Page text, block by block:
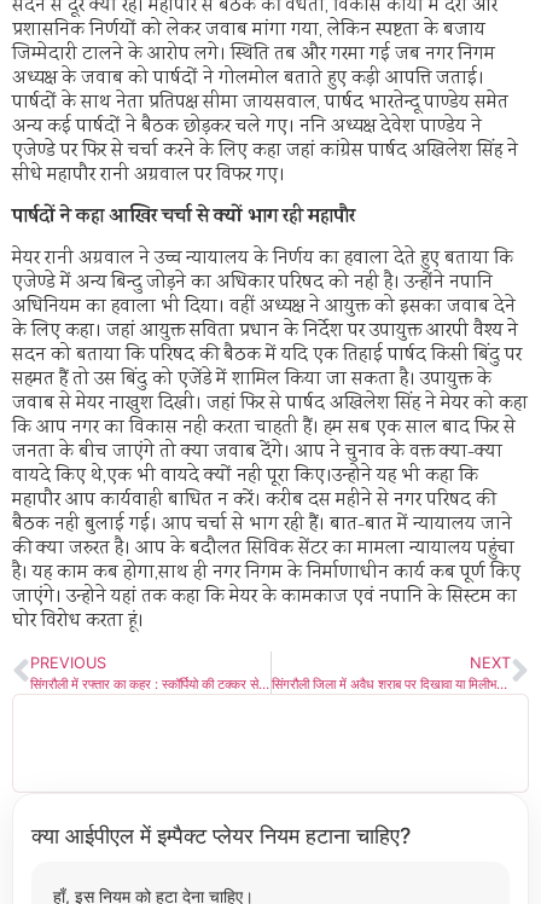
सदन से दूर क्यों रहे। महापौर से बैठक की वैधता, विकास कार्यों में देरी और
प्रशासनिक निर्णयों को लेकर जवाब मांगा गया, लेकिन स्पष्टता के बजाय
जिम्मेदारी टालने के आरोप लगे। स्थिति तब और गरमा गई जब नगर निगम
अध्यक्ष के जवाब को पार्षदों ने गोलमोल बताते हुए कड़ी आपत्ति जताई।
पार्षदों के साथ नेता प्रतिपक्ष सीमा जायसवाल, पार्षद भारतेन्दू पाण्डेय समेत
अन्य कई पार्षदों ने बैठक छोड़कर चले गए। ननि अध्यक्ष देवेश पाण्डेय ने
एजेण्डे पर फिर से चर्चा करने के लिए कहा जहां कांग्रेस पार्षद अखिलेश सिंह ने
सीधे महापौर रानी अग्रवाल पर विफर गए।
पार्षदों ने कहा आखिर चर्चा से क्यों भाग रही महापौर
मेयर रानी अग्रवाल ने उच्च न्यायालय के निर्णय का हवाला देते हुए बताया कि
एजेण्डे में अन्य बिन्दु जोड़ने का अधिकार परिषद को नही है। उन्होंने नपानि
अधिनियम का हवाला भी दिया। वहीं अध्यक्ष ने आयुक्त को इसका जवाब देने
के लिए कहा। जहां आयुक्त सविता प्रधान के निर्देश पर उपायुक्त आरपी वैश्य ने
सदन को बताया कि परिषद की बैठक में यदि एक तिहाई पार्षद किसी बिंदु पर
सहमत हैं तो उस बिंदु को एजेंडे में शामिल किया जा सकता है। उपायुक्त के
जवाब से मेयर नाखुश दिखी। जहां फिर से पार्षद अखिलेश सिंह ने मेयर को कहा
कि आप नगर का विकास नही करता चाहती हैं। हम सब एक साल बाद फिर से
जनता के बीच जाएंगे तो क्या जवाब देंगे। आप ने चुनाव के वक्त क्या-क्या
वायदे किए थे,एक भी वायदे क्यों नही पूरा किए।उन्होने यह भी कहा कि
महापौर आप कार्यवाही बाधित न करें। करीब दस महीने से नगर परिषद की
बैठक नही बुलाई गई। आप चर्चा से भाग रही हैं। बात-बात में न्यायालय जाने
की क्या जरुरत है। आप के बदौलत सिविक सेंटर का मामला न्यायालय पहुंचा
है। यह काम कब होगा,साथ ही नगर निगम के निर्माणाधीन कार्य कब पूर्ण किए
जाएंगे। उन्होने यहां तक कहा कि मेयर के कामकाज एवं नपानि के सिस्टम का
घोर विरोध करता हूं।
PREVIOUS
सिंगरौली में रफ्तार का कहर : स्कॉर्पियो की टक्कर से दो छात्र जिंदगी से जूझ रहे, CCTV ने खोली रफ्तार की सच्चाई
NEXT
सिंगरौली जिला में अवैध शराब पर दिखावा या मिलीभगत? आबकारी विभाग कटघरे में
क्या आईपीएल में इम्पैक्ट प्लेयर नियम हटाना चाहिए?
हाँ, इस नियम को हटा देना चाहिए।